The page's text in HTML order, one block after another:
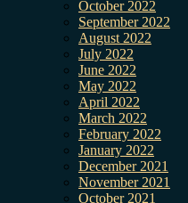
October 2022
September 2022
August 2022
July 2022
June 2022
May 2022
April 2022
March 2022
February 2022
January 2022
December 2021
November 2021
October 2021